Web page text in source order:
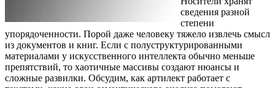
сведения разной
степени
упорядоченности. Порой даже человеку тяжело извлечь смысл
из документов и книг. Если с полуструктурированными
материалами у искусственного интеллекта обычно меньше
препятствий, то хаотичные массивы создают нюансы и
сложные развилки. Обсудим, как артилект работает с